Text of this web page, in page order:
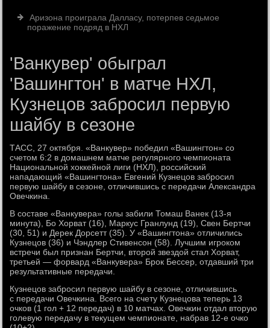
Аризона проиграла Далласу, потерпев седьмое
поражение подряд в НХЛ
'Ванкувер' обыграл
'Вашингтон' в матче НХЛ,
Кузнецов забросил первую
шайбу в сезоне
ТАСС, 27 октября. «Ванкувер» победил «Вашингтон» со
счетом 6:2 в домашнем матче регулярного чемпионата
Национальной хоккейной лиги (НХЛ), российский
нападающий «Вашингтона» Евгений Кузнецов забросил
первую шайбу в сезоне, отличившись с передачи Александра
Овечкина.
В составе «Ванкувера» голы забили Томаш Ванек (13-я
минута), Бо Хорват (16), Маркус Гранлунд (19), Свен Бертчи
(30, 51) и Дерек Дорсетт (35). У «Вашингтона» отличились
Кузнецов (36) и Чэндлер Стивенсон (58). Лучшим игроком
встречи был признан Бертчи, второй звездой стал Хорват,
третьей — форвард «Ванкувера» Брок Бессер, отдавший три
результативные передачи.
Кузнецов забросил первую шайбу в сезоне, отличившись
с передачи Овечкина. Всего на счету Кузнецова теперь 13
очков (1 гол + 12 передач) в 10 матчах. Овечкин отдал вторую
голевую передачу в текущем чемпионате, набрав 12-е очко